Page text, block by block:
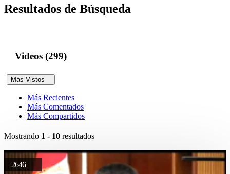
Resultados de Búsqueda
Videos (299)
Más Vistos
Más Recientes
Más Comentados
Más Compartidos
Mostrando 1 - 10 resultados
2646